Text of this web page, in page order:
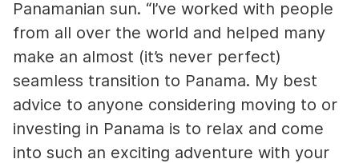
Panamanian sun. “I’ve worked with people
from all over the world and helped many
make an almost (it’s never perfect)
seamless transition to Panama. My best
advice to anyone considering moving to or
investing in Panama is to relax and come
into such an exciting adventure with your